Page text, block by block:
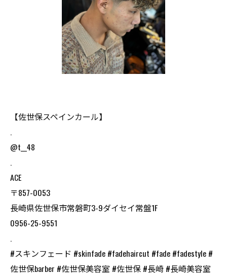
【佐世保スペインカール】
.
@t__48
.
ACE
〒857-0053
長崎県佐世保市常磐町3-9ダイセイ常盤1F
0956-25-9551
.
#スキンフェード #skinfade #fadehaircut #fade #fadestyle #
佐世保barber #佐世保美容室 #佐世保 #長崎 #長崎美容室